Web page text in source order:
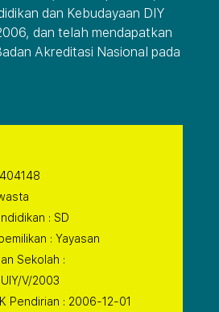
dan Kebudayaan DIY
dan telah mendapatkan
Akreditasi Nasional pada
: SD
: Yayasan
Sekolah :
V/2003
Pendirian : 2006-12-01